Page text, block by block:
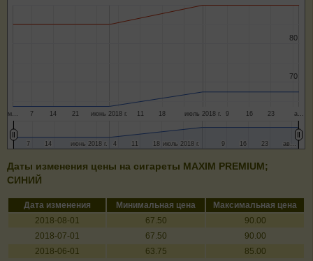
м… июнь 2018 г. июль 2018 г. а…
7 14 21 11 18 9 16 23
70
70
80
80
июнь 2018 г.
июнь 2018 г. июль 2018 г.
июль 2018 г. ав…
ав…
77 14
14 4
4 11
11 18
18 9
9 16
16 23
23
Даты изменения цены на сигареты MAXIM PREMIUM;
CИНИЙ
Дата изменения Минимальная цена
Максимальная цена
2018-08-01
67.50
90.00
2018-07-01
67.50
90.00
2018-06-01
63.75
85.00